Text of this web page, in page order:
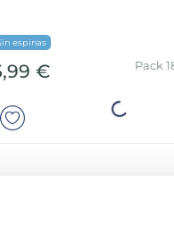
espinas
€ Pack